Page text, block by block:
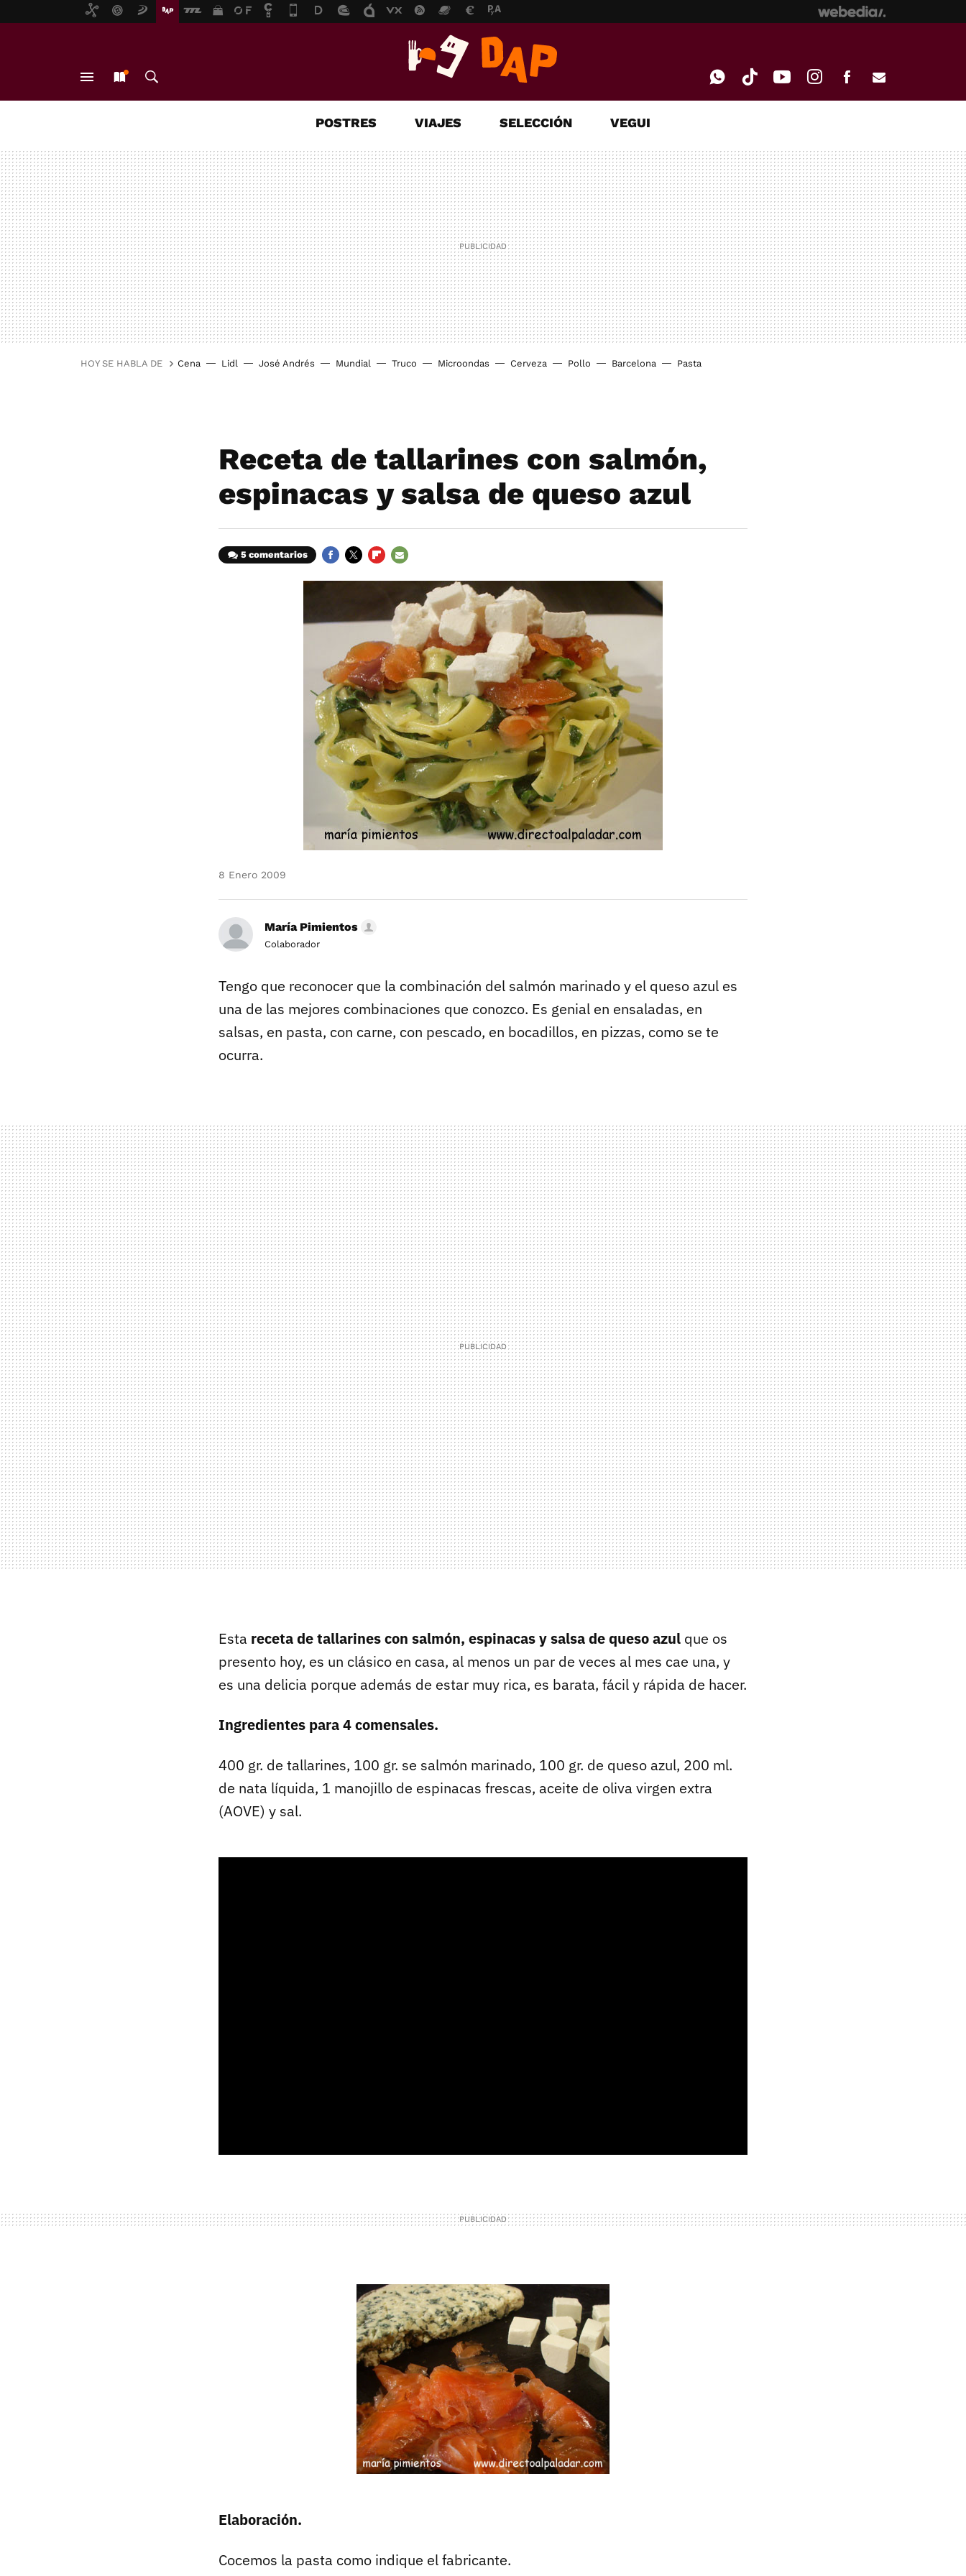
MAIL
POSTRES VIAJES SELECCIÓN VEGUI
HOY SE HABLA DE Cena Lidl José Andrés Mundial Truco Microondas Cerveza Pollo Barcelona Pasta
Receta de tallarines con salmón,
espinacas y salsa de queso azul
5 comentarios
8 Enero 2009
María Pimientos
Colaborador
Tengo que reconocer que la combinación del salmón marinado y el queso azul es
una de las mejores combinaciones que conozco. Es genial en ensaladas, en
salsas, en pasta, con carne, con pescado, en bocadillos, en pizzas, como se te
ocurra.
Esta receta de tallarines con salmón, espinacas y salsa de queso azul que os
presento hoy, es un clásico en casa, al menos un par de veces al mes cae una, y
es una delicia porque además de estar muy rica, es barata, fácil y rápida de hacer.
Ingredientes para 4 comensales.
400 gr. de tallarines, 100 gr. se salmón marinado, 100 gr. de queso azul, 200 ml.
de nata líquida, 1 manojillo de espinacas frescas, aceite de oliva virgen extra
(AOVE) y sal.
Elaboración.
Cocemos la pasta como indique el fabricante.